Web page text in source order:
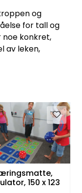
og
for tall og
konkret,
av leken,
(med
0-9
+ - x =)